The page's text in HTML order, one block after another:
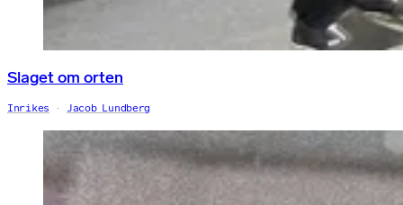
Slaget om orten
Inrikes Jacob Lundberg